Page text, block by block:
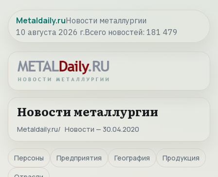
Metaldaily.ruНовости металлургии
10 августа 2026 г.Всего новостей: 181 479
Новости металлургии
Metaldaily.ru Новости — 30.04.2020
Персоны Предприятия География Продукция